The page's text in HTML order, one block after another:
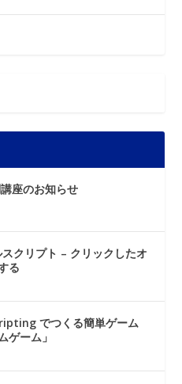
座のお知らせ
クリプト – クリックしたオ
る
でつくる簡単ゲーム
ゲーム」